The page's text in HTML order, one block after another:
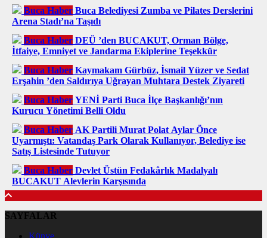
Buca Haber Buca Belediyesi Zumba ve Pilates Derslerini
Arena Stadı’na Taşıdı
Buca Haber DEÜ ’den BUCAKUT, Orman Bölge,
İtfaiye, Emniyet ve Jandarma Ekiplerine Teşekkür
Buca Haber Kaymakam Gürbüz, İsmail Yüzer ve Sedat
Erşahin ’den Saldırıya Uğrayan Muhtara Destek Ziyareti
Buca Haber YENİ Parti Buca İlçe Başkanlığı’nın
Kurucu Yönetimi Belli Oldu
Buca Haber AK Partili Murat Polat Aylar Önce
Uyarmıştı: Vatandaş Park Olarak Kullanıyor, Belediye ise
Satış Listesinde Tutuyor
Buca Haber Devlet Üstün Fedakârlık Madalyalı
BUCAKUT Alevlerin Karşısında
SAYFALAR